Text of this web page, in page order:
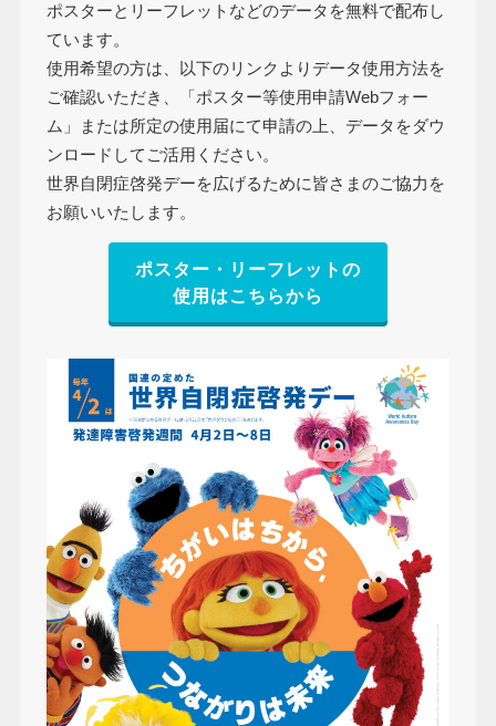
ポスターとリーフレットなどのデータを無料で配布し
ています。
使用希望の方は、以下のリンクよりデータ使用方法を
ご確認いただき、「ポスター等使用申請Webフォー
ム」または所定の使用届にて申請の上、データをダウ
ンロードしてご活用ください。
世界自閉症啓発デーを広げるために皆さまのご協力を
お願いいたします。
ポスター・リーフレットの
使用はこちらから